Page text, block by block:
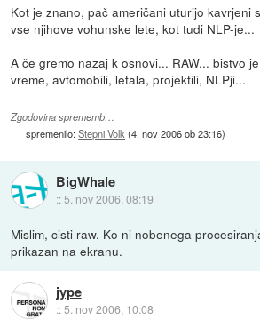
Kot je znano, pač američani uturijo kavrjeni
vse njihove vohunske lete, kot tudi NLP-je...
A če gremo nazaj k osnovi... RAW... bistvo
vreme, avtomobili, letala, projektili, NLPji...
Zgodovina sprememb…
spremenilo:Stepni Volk (4. nov 2006 ob 23:16)
BigWhale
:: 5. nov 2006, 08:19
Mislim, cisti raw. Ko ni nobenega
prikazan na ekranu.
jype
::5. nov 2006, 10:08